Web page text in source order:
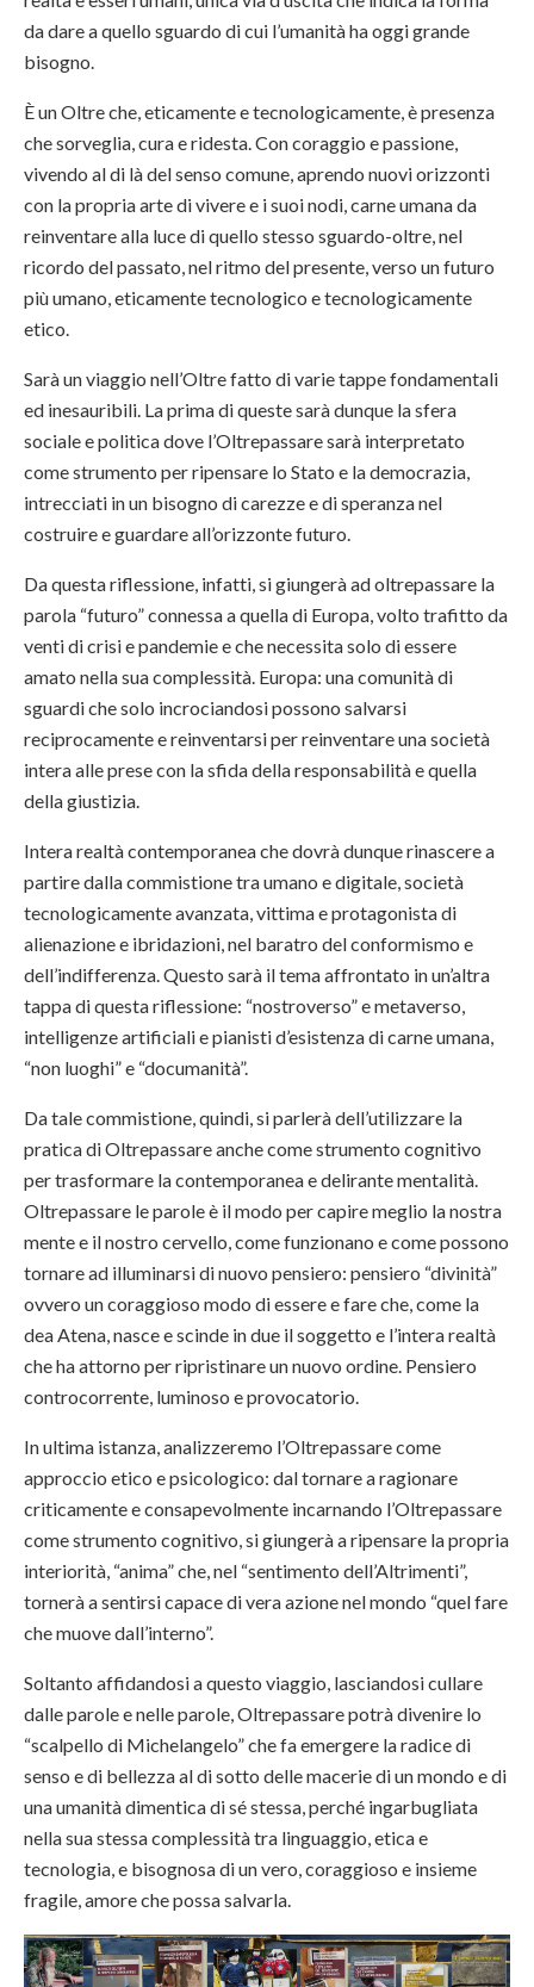
da dare a quello sguardo di cui l’umanità ha oggi grande
bisogno.
È un Oltre che, eticamente e tecnologicamente, è presenza
che sorveglia, cura e ridesta. Con coraggio e passione,
vivendo al di là del senso comune, aprendo nuovi orizzonti
con la propria arte di vivere e i suoi nodi, carne umana da
reinventare alla luce di quello stesso sguardo-oltre, nel
ricordo del passato, nel ritmo del presente, verso un futuro
più umano, eticamente tecnologico e tecnologicamente
etico.
Sarà un viaggio nell’Oltre fatto di varie tappe fondamentali
ed inesauribili. La prima di queste sarà dunque la sfera
sociale e politica dove l’Oltrepassare sarà interpretato
come strumento per ripensare lo Stato e la democrazia,
intrecciati in un bisogno di carezze e di speranza nel
costruire e guardare all’orizzonte futuro.
Da questa riflessione, infatti, si giungerà ad oltrepassare la
parola “futuro” connessa a quella di Europa, volto trafitto da
venti di crisi e pandemie e che necessita solo di essere
amato nella sua complessità. Europa: una comunità di
sguardi che solo incrociandosi possono salvarsi
reciprocamente e reinventarsi per reinventare una società
intera alle prese con la sfida della responsabilità e quella
della giustizia.
Intera realtà contemporanea che dovrà dunque rinascere a
partire dalla commistione tra umano e digitale, società
tecnologicamente avanzata, vittima e protagonista di
alienazione e ibridazioni, nel baratro del conformismo e
dell’indifferenza. Questo sarà il tema affrontato in un’altra
tappa di questa riflessione: “nostroverso” e metaverso,
intelligenze artificiali e pianisti d’esistenza di carne umana,
“non luoghi” e “documanità”.
Da tale commistione, quindi, si parlerà dell’utilizzare la
pratica di Oltrepassare anche come strumento cognitivo
per trasformare la contemporanea e delirante mentalità.
Oltrepassare le parole è il modo per capire meglio la nostra
mente e il nostro cervello, come funzionano e come possono
tornare ad illuminarsi di nuovo pensiero: pensiero “divinità”
ovvero un coraggioso modo di essere e fare che, come la
dea Atena, nasce e scinde in due il soggetto e l’intera realtà
che ha attorno per ripristinare un nuovo ordine. Pensiero
controcorrente, luminoso e provocatorio.
In ultima istanza, analizzeremo l’Oltrepassare come
approccio etico e psicologico: dal tornare a ragionare
criticamente e consapevolmente incarnando l’Oltrepassare
come strumento cognitivo, si giungerà a ripensare la propria
interiorità, “anima” che, nel “sentimento dell’Altrimenti”,
tornerà a sentirsi capace di vera azione nel mondo “quel fare
che muove dall’interno”.
Soltanto affidandosi a questo viaggio, lasciandosi cullare
dalle parole e nelle parole, Oltrepassare potrà divenire lo
“scalpello di Michelangelo” che fa emergere la radice di
senso e di bellezza al di sotto delle macerie di un mondo e di
una umanità dimentica di sé stessa, perché ingarbugliata
nella sua stessa complessità tra linguaggio, etica e
tecnologia, e bisognosa di un vero, coraggioso e insieme
fragile, amore che possa salvarla.